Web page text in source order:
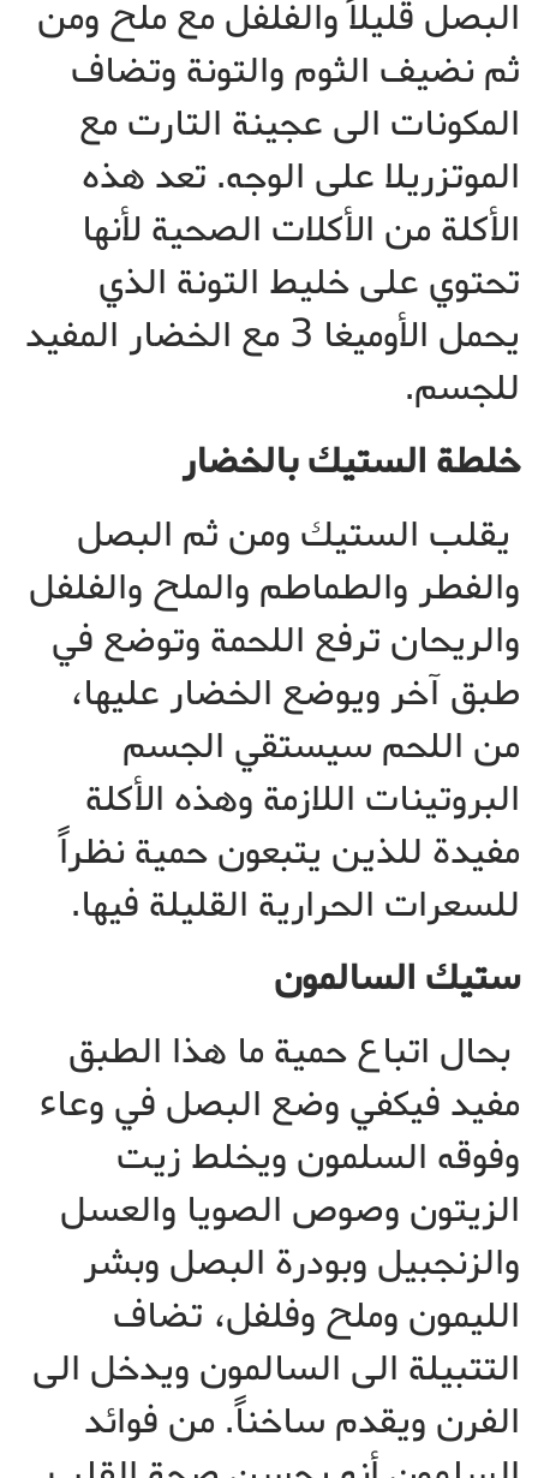
البصل قليلاً والفلفل مع ملح ومن
ثم نضيف الثوم والتونة وتضاف
المكونات الى عجينة التارت مع
الموتزريلا على الوجه. تعد هذه
الأكلة من الأكلات الصحية لأنها
تحتوي على خليط التونة الذي
يحمل الأوميغا 3 مع الخضار المفيد
للجسم.
خلطة الستيك بالخضار
يقلب الستيك ومن ثم البصل
والفطر والطماطم والملح والفلفل
والريحان ترفع اللحمة وتوضع في
طبق آخر ويوضع الخضار عليها،
من اللحم سيستقي الجسم
البروتينات اللازمة وهذه الأكلة
مفيدة للذين يتبعون حمية نظراً
للسعرات الحرارية القليلة فيها.
ستيك السالمون
بحال اتباع حمية ما هذا الطبق
مفيد فيكفي وضع البصل في وعاء
وفوقه السلمون ويخلط زيت
الزيتون وصوص الصويا والعسل
والزنجبيل وبودرة البصل وبشر
الليمون وملح وفلفل، تضاف
التتبيلة الى السالمون ويدخل الى
الفرن ويقدم ساخناً. من فوائد